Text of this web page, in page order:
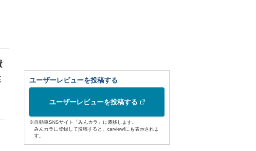
ユーザーレビューを投稿する
ユーザーレビューを投稿する
※自動車SNSサイト「みんカラ」に遷移します。
みんカラに登録して投稿すると、carview!にも表示されま
す。